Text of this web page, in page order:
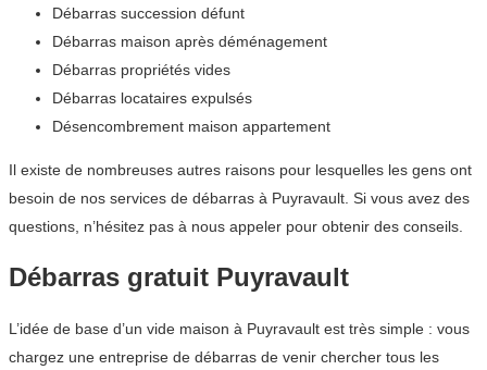
Débarras succession défunt
Débarras maison après déménagement
Débarras propriétés vides
Débarras locataires expulsés
Désencombrement maison appartement
Il existe de nombreuses autres raisons pour lesquelles les gens ont
besoin de nos services de débarras à Puyravault. Si vous avez des
questions, n’hésitez pas à nous appeler pour obtenir des conseils.
Débarras gratuit Puyravault
L’idée de base d’un vide maison à Puyravault est très simple : vous
chargez une entreprise de débarras de venir chercher tous les